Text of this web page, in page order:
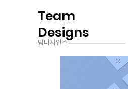
Team
Designs
팀디자인스